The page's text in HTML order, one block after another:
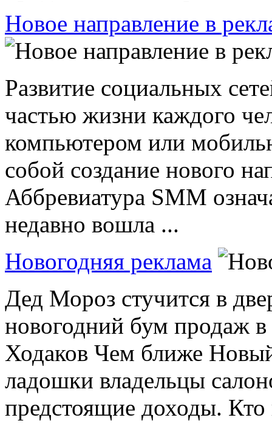
Новое направление в
Развитие социальных
частью жизни каждого
компьютером или
собой создание нового
Аббревиатура SMM
недавно вошла ...
Новогодняя реклама
Дед Мороз стучится в
новогодний бум продаж
Ходаков Чем ближе
ладошки владельцы
предстоящие доходы. Кто